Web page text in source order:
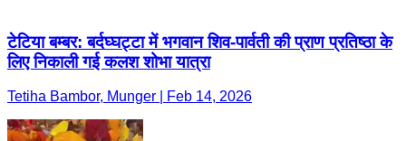
टेटिया बम्बर: बर्दघ्घट्टा में भगवान शिव-पार्वती की प्राण प्रतिष्ठा के
लिए निकाली गई कलश शोभा यात्रा
Tetiha Bambor, Munger | Feb 14, 2026